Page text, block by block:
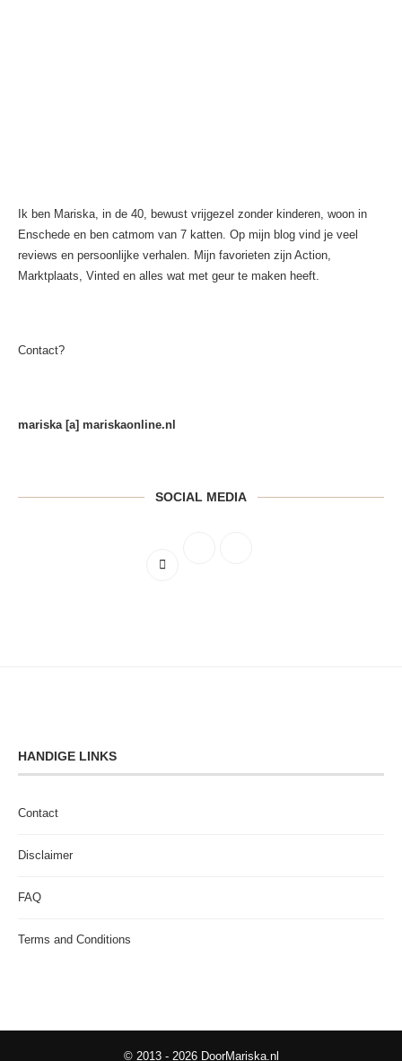
Ik ben Mariska, in de 40, bewust vrijgezel zonder kinderen, woon in
Enschede en ben catmom van 7 katten. Op mijn blog vind je veel
reviews en persoonlijke verhalen. Mijn favorieten zijn Action,
Marktplaats, Vinted en alles wat met geur te maken heeft.
Contact?
mariska [a] mariskaonline.nl
SOCIAL MEDIA
HANDIGE LINKS
Contact
Disclaimer
FAQ
Terms and Conditions
© 2013 - 2026 DoorMariska.nl